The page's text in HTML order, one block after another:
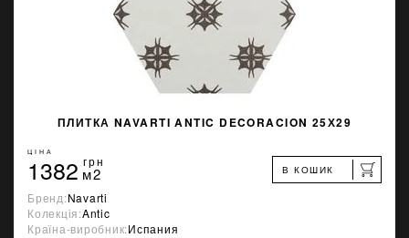
ПЛИТКА NAVARTI ANTIC DECORACION 25Х29
ЦІНА
1382 грн
м2 В КОШИК
Бренд:Navarti
Колекція:Antic
Країна-виробник:Испания